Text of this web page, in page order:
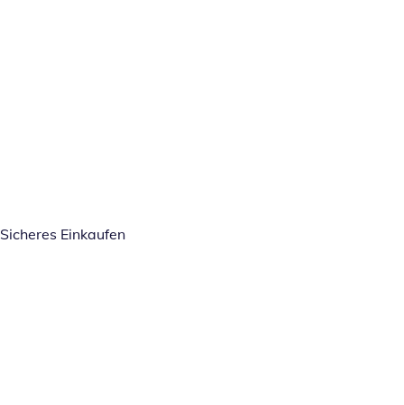
Sicheres Einkaufen